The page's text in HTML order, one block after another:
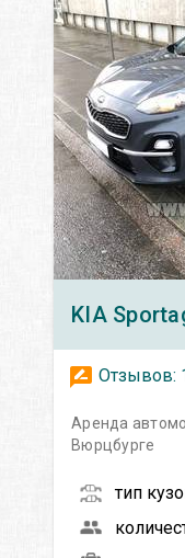
KIA
Отзывов:
Аренда
Вюрцбурге
тип